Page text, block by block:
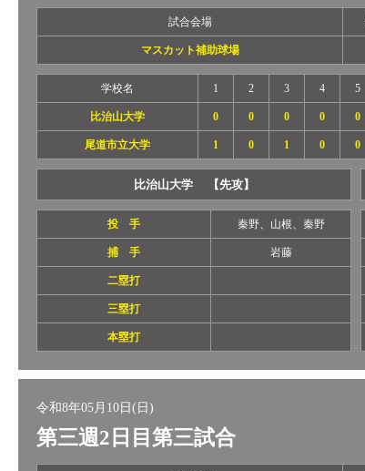
試合会場
マスカット補助球場
学校名 1 2 3 4 5
比治山大学 0 0 0 0 0
尾道市立大学 1 0 1 0 0
比治山大学 【先攻】
投 手 秦野、山根、秦野
捕 手 岩藤
二塁打
三塁打
本塁打
令和8年05月10日(日)
第三週2日目第三試合